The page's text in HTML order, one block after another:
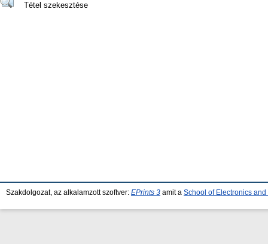
Tétel szekesztése
Szakdolgozat, az alkalamzott szoftver: EPrints 3 amit a School of Electronics